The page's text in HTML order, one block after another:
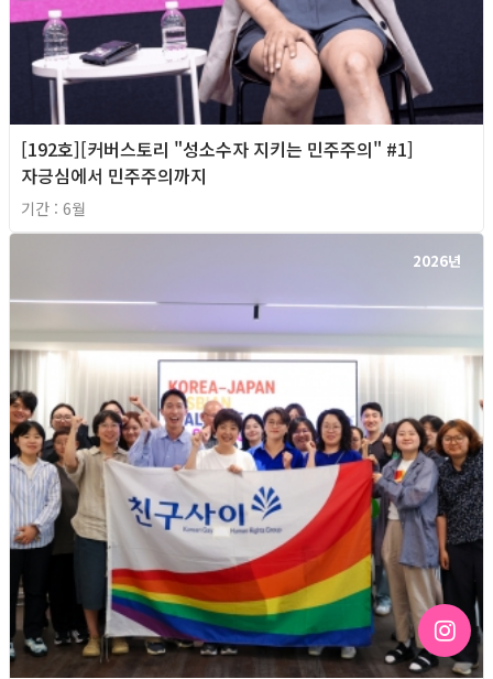
[192호][커버스토리 "성소수자 지키는 민주주의" #1]
자긍심에서 민주주의까지
기간 : 6월
2026년